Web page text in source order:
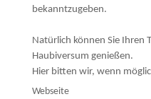
bekanntzugeben.
Natürlich können Sie Ihren
Haubiversum genießen.
Hier bitten wir, wenn
Webseite